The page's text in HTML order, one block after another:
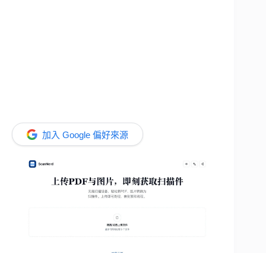
加入 Google 偏好來源